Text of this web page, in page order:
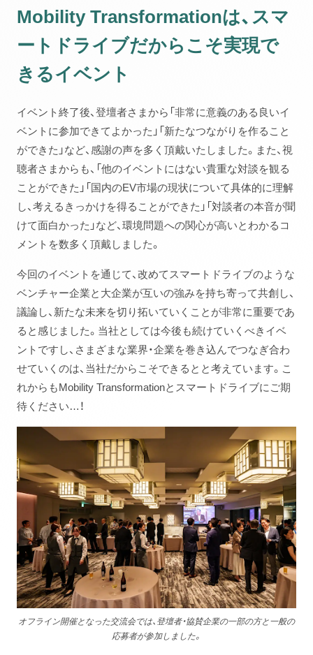
Mobility Transformationは、スマ
ートドライブだからこそ実現で
きるイベント
イベント終了後、登壇者さまから「非常に意義のある良いイ
ベントに参加できてよかった」「新たなつながりを作ること
ができた」など、感謝の声を多く頂戴いたしました。また、視
聴者さまからも、「他のイベントにはない貴重な対談を観る
ことができた」「国内のEV市場の現状について具体的に理解
し、考えるきっかけを得ることができた」「対談者の本音が聞
けて面白かった」など、環境問題への関心が高いとわかるコ
メントを数多く頂戴しました。
今回のイベントを通じて、改めてスマートドライブのような
ベンチャー企業と大企業が互いの強みを持ち寄って共創し、
議論し、新たな未来を切り拓いていくことが非常に重要であ
ると感じました。当社としては今後も続けていくべきイベ
ントですし、さまざまな業界・企業を巻き込んでつなぎ合わ
せていくのは、当社だからこそできるとと考えています。こ
れからもMobility Transformationとスマートドライブにご期
待ください…！
オフライン開催となった交流会では、登壇者・協賛企業の一部の方と一般の
応募者が参加しました。